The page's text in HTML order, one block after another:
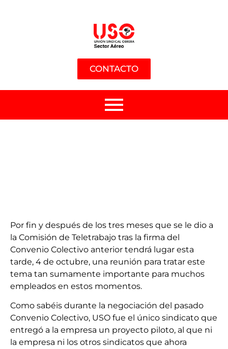
CONTACTO
Por fin y después de los tres meses que se le dio a
la Comisión de Teletrabajo tras la firma del
Convenio Colectivo anterior tendrá lugar esta
tarde, 4 de octubre, una reunión para tratar este
tema tan sumamente importante para muchos
empleados en estos momentos.
Como sabéis durante la negociación del pasado
Convenio Colectivo, USO fue el único sindicato que
entregó a la empresa un proyecto piloto, al que ni
la empresa ni los otros sindicatos que ahora